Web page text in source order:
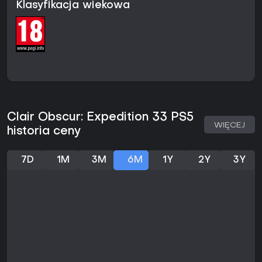
Poza walką gra stawia na interakcje między postaciami i
się współpracy pod presją, a ślady pozostawione przez
poprzednie grupy podpowiadają, jaki los ich spotkał. Świat
pełen jest surrealistycznych przeciwników i krajobrazów,
gracza i koncentruje się na głównym wątku oraz
opcjonalnej eksploracji. Do dyspozycji są trzy poziomy
trudności, które można zmieniać w dowolnym momencie w
obrażenia zadawane przez wrogów i wydłuża okna na uniki
oraz parowanie, oferując łagodniejsze doświadczenie. Tryb
Klasyfikacja wiekowa
Clair Obscur: Expedition 33 PS5
historia ceny
WIĘCEJ
7D 1M 3M 6M 1Y 2Y 3Y